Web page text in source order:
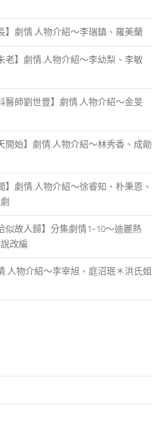
】劇情.人物介紹～李瑞鎮、羅美蘭
老】劇情.人物介紹～李幼梨、李敏
醫師劉世豐】劇情.人物介紹～金旻
開始】劇情.人物介紹～林秀香、成勛
】劇情.人物介紹～徐睿知、朴秉恩、
似故人歸】分集劇情1-10～迪麗熱
改編
.人物介紹～李宰旭、庭沼珉＊洪氏姐